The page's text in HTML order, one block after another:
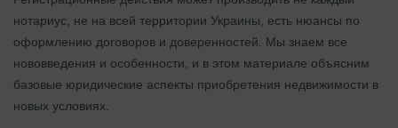
нотариус, не на всей территории Украины, есть нюансы по
оформлению договоров и доверенностей. Мы знаем все
нововведения и особенности, и в этом материале объясним
базовые юридические аспекты приобретения недвижимости в
новых условиях.